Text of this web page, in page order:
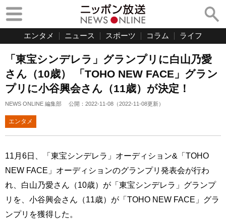
エンタメ ニュース スポーツ コラム ライフ
「東宝シンデレラ」グランプリに白山乃愛
さん（10歳） 「TOHO NEW FACE」グラン
プリに小谷興会さん（11歳）が決定！
NEWS ONLINE 編集部 公開： 2022-11-08 （2022-11-08更新）
エンタメ
11月6日、「東宝シンデレラ」オーディション&「TOHO
NEW FACE」オーディションのグランプリ発表会が行わ
れ、白山乃愛さん（10歳）が「東宝シンデレラ」グランプ
リを、小谷興会さん（11歳）が「TOHO NEW FACE」グラ
ンプリを獲得した。